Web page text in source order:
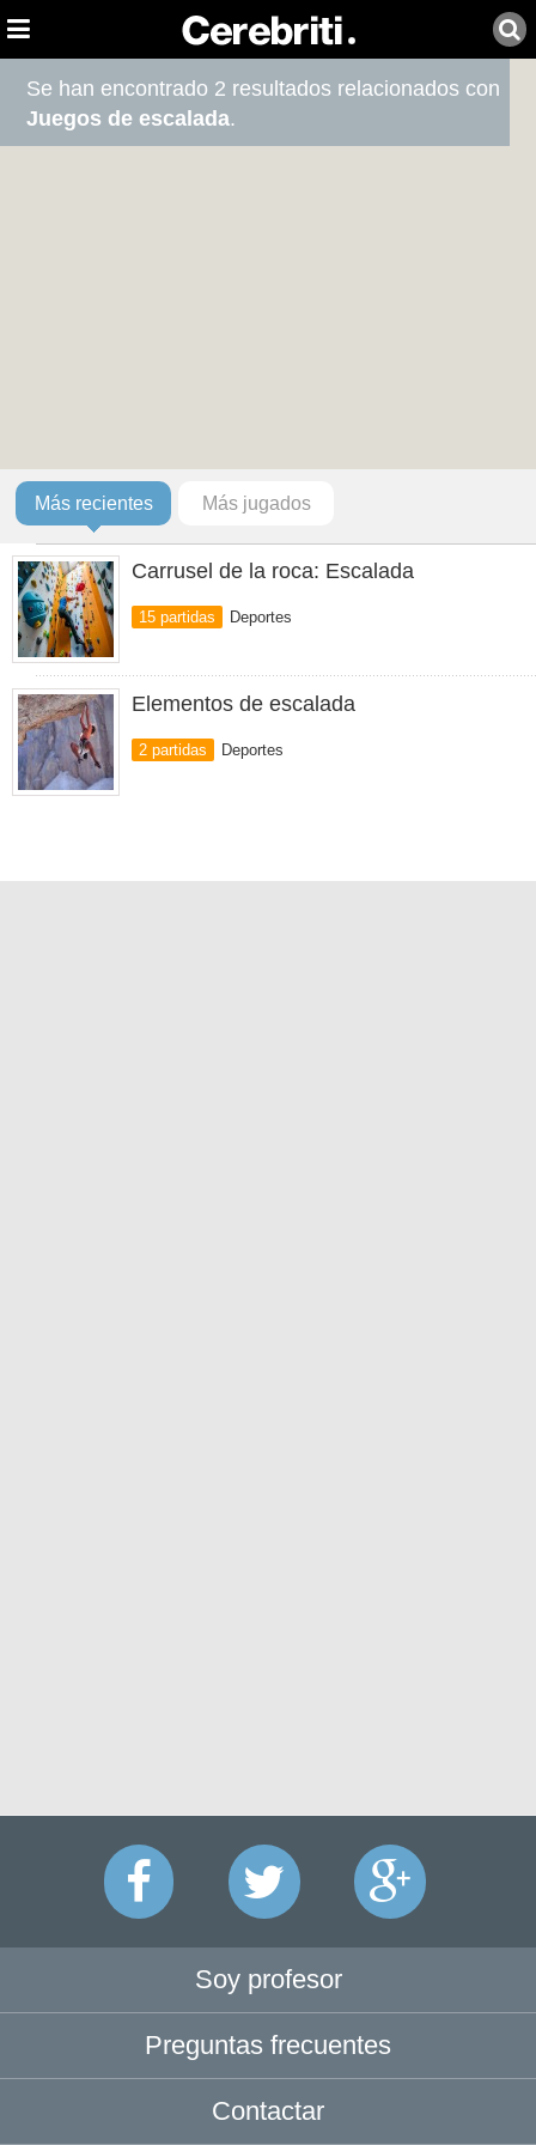
Se han encontrado 2 resultados relacionados con
Juegos de escalada.
Más recientes Más jugados
Carrusel de la roca: Escalada
15 partidas Deportes
Elementos de escalada
2 partidas Deportes
Soy profesor
Preguntas frecuentes
Contactar